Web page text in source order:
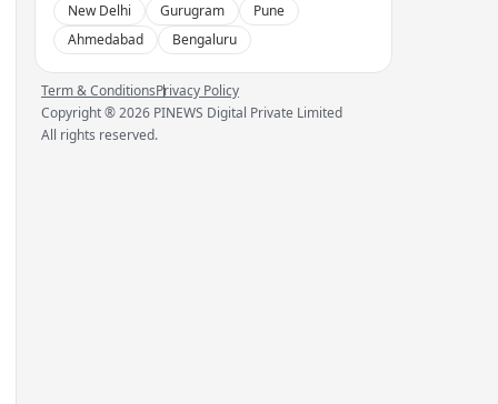
New Delhi Gurugram
Pune
Ahmedabad
Bengaluru
Term & ConditionsPrivacy Policy
Copyright ®2026 PINEWS Digital Private Limited
All rights reserved.